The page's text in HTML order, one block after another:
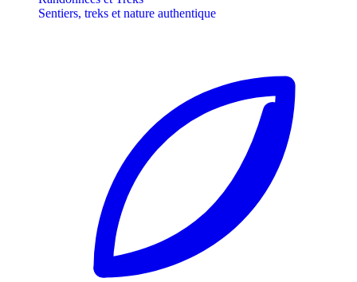
Sentiers, treks et nature authentique